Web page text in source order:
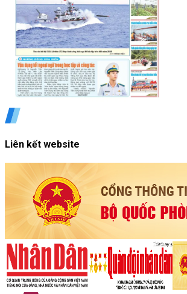
Liên kết website